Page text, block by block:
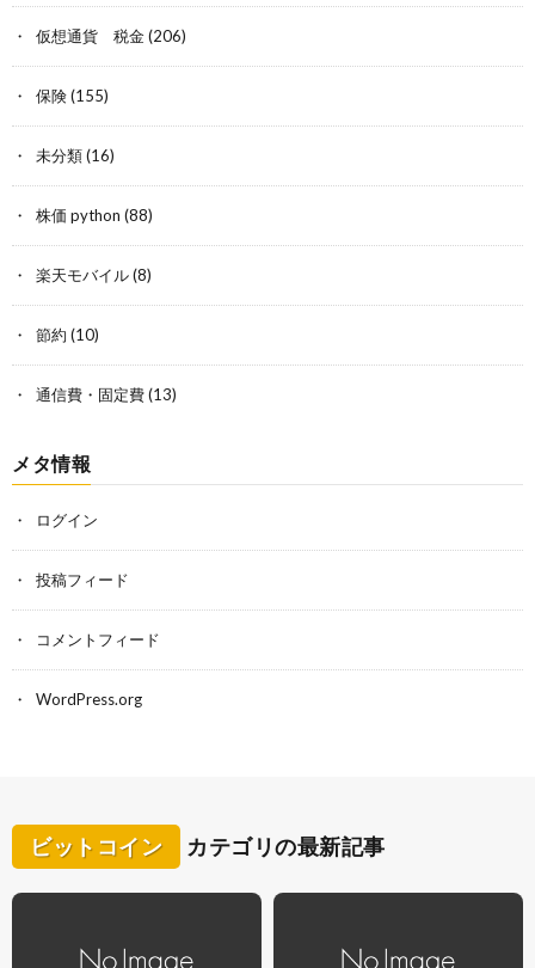
仮想通貨 税金(206)
保険(155)
未分類(16)
株価 python (88)
楽天モバイル(8)
節約 (10)
通信費・固定費(13)
メタ情報
ログイン
投稿フィード
コメントフィード
WordPress.org
ビットコイン カテゴリの最新記事